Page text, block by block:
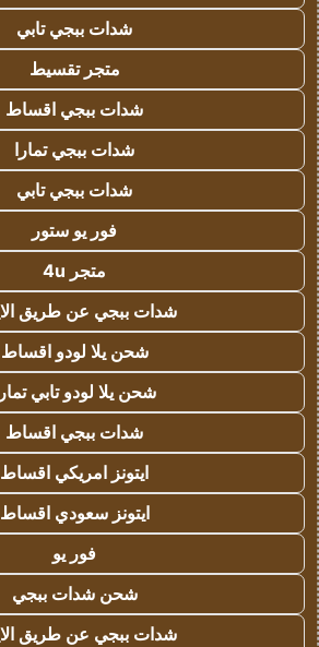
شدات ببجي تابي
متجر تقسيط
شدات ببجي اقساط
شدات ببجي تمارا
شدات ببجي تابي
فور يو ستور
متجر 4u
شدات ببجي عن طريق
شحن يلا لودو اقساط
شحن يلا لودو تابي
شدات ببجي اقساط
ايتونز امريكي اقساط
ايتونز سعودي اقساط
فور يو
شحن شدات ببجي
شدات ببجي عن طريق